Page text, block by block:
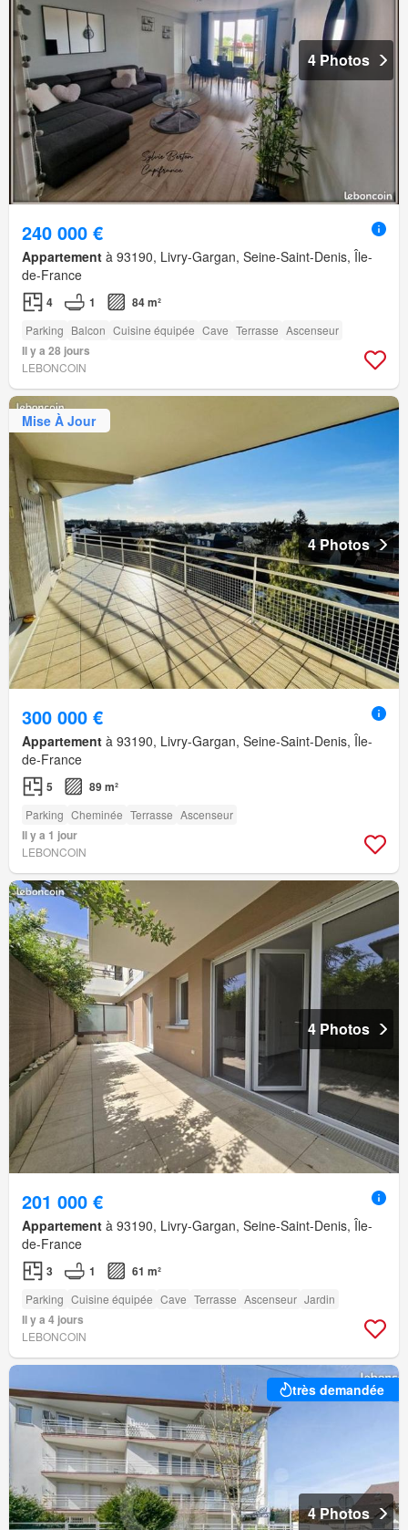
4 Photos
240 000 €
Appartement à 93190, Livry-Gargan, Seine-Saint-Denis, Île-
de-France
4 1 84 m²
Parking Balcon Cuisine équipée Cave Terrasse Ascenseur
Il y a 28 jours
LEBONCOIN
Mise À Jour
4 Photos
300 000 €
Appartement à 93190, Livry-Gargan, Seine-Saint-Denis, Île-
de-France
5 89 m²
Parking Cheminée Terrasse Ascenseur
Il y a 1 jour
LEBONCOIN
4 Photos
201 000 €
Appartement à 93190, Livry-Gargan, Seine-Saint-Denis, Île-
de-France
3 1 61 m²
Parking Cuisine équipée Cave Terrasse Ascenseur Jardin
Il y a 4 jours
LEBONCOIN
très demandée
4 Photos